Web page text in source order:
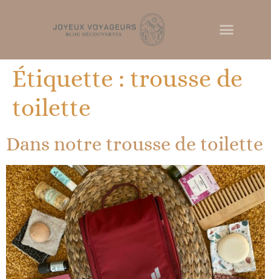
Étiquette : trousse de
toilette
Dans notre trousse de toilette